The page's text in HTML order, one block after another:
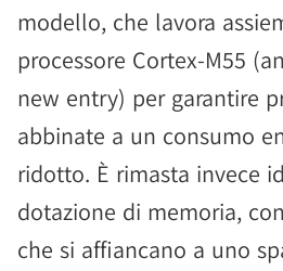
modello, che lavora
processore Cortex-M55
new entry) per garantire
abbinate a un consumo
ridotto. È rimasta invece
dotazione di memoria,
che si affiancano a uno